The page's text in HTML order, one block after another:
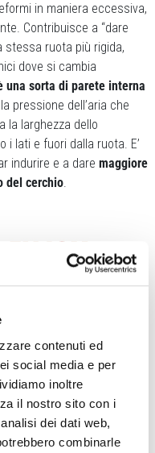
contenuti ed
social media e per
inoltre
il nostro sito con i
dei dati web,
combinarle
in maniera eccessiva,
Contribuisce a “dare
stessa ruota più rigida,
dove si cambia
una sorta di parete interna
pressione dell’aria che
la larghezza dello
i lati e fuori dalla ruota. E’
indurire e a dare maggiore
del cerchio.
pressione di esercizio
0,3 bar, rispetto alle nostre
liquido anti-foratura
valvola adeguatada
non interferisca con